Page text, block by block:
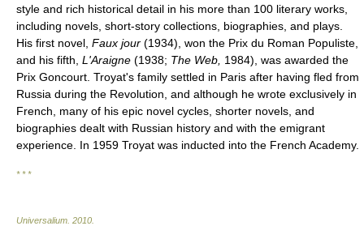
style and rich historical detail in his more than 100 literary works,
including novels, short-story collections, biographies, and plays.
His first novel, Faux jour (1934), won the Prix du Roman Populiste,
and his fifth, L'Araigne (1938; The Web, 1984), was awarded the
Prix Goncourt. Troyat's family settled in Paris after having fled from
Russia during the Revolution, and although he wrote exclusively in
French, many of his epic novel cycles, shorter novels, and
biographies dealt with Russian history and with the emigrant
experience. In 1959 Troyat was inducted into the French Academy.
* * *
Universalium 2010